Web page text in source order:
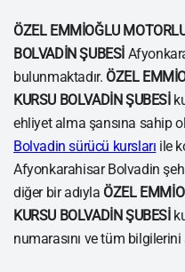
ÖZEL EMMİOĞLU
BOLVADİN ŞUBESİ
bulunmaktadır. ÖZEL
KURSU BOLVADİN ŞUBESİ
ehliyet alma şansına sahip
Bolvadin sürücü kursları ile
Afyonkarahisar Bolvadin
diğer bir adıyla ÖZEL
KURSU BOLVADİN ŞUBESİ
numarasını ve tüm